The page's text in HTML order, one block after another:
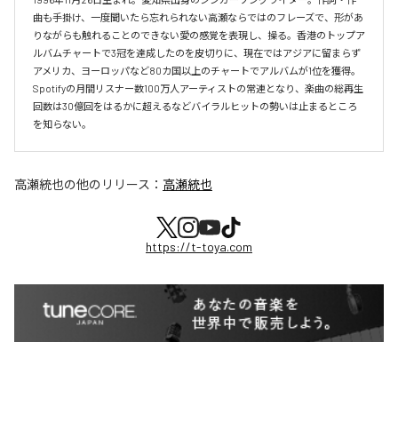
曲も手掛け、一度聞いたら忘れられない高瀬ならではのフレーズで、形があ
りながらも触れることのできない愛の感覚を表現し、操る。香港のトップア
ルバムチャートで3冠を達成したのを皮切りに、現在ではアジアに留まらず
アメリカ、ヨーロッパなど80カ国以上のチャートでアルバムが1位を獲得。
Spotifyの月間リスナー数100万人アーティストの常連となり、楽曲の総再生
回数は30億回をはるかに超えるなどバイラルヒットの勢いは止まるところ
を知らない。
高瀬統也の他のリリース： 高瀬統也
https://t-toya.com